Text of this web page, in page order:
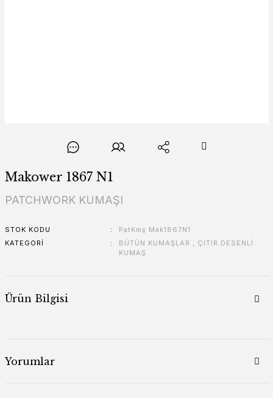
Makower 1867 N1
PATCHWORK KUMAŞI
STOK KODU
PatKmş Mak1867N1
KATEGORI
BÜTÜN KUMAŞLAR , ÇITIR DESENLİ
KUMAŞ
Ürün Bilgisi
Yorumlar